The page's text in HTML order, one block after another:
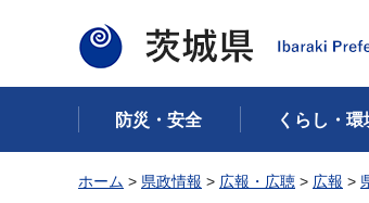
茨城県
防災・安全 くらし・環
ホーム > 県政情報 > 広報・広聴 > 広報 >